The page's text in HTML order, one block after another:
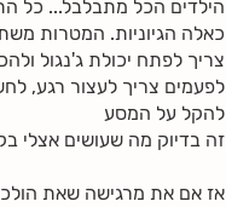
הילדים הכל מתבלבל... כל
כאלה הגיוניות. המטרות
צריך לפתח יכולת ג'נגול
לפעמים צריך לעצור רגע,
להקל על המסע
זה בדיוק מה שעושים אצלי
אז אם את מרגישה שאת